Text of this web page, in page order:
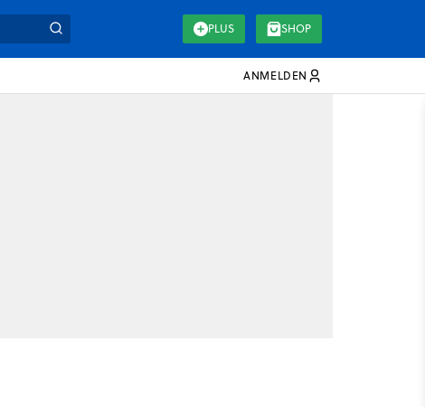
PLUS SHOP
ANMELDEN